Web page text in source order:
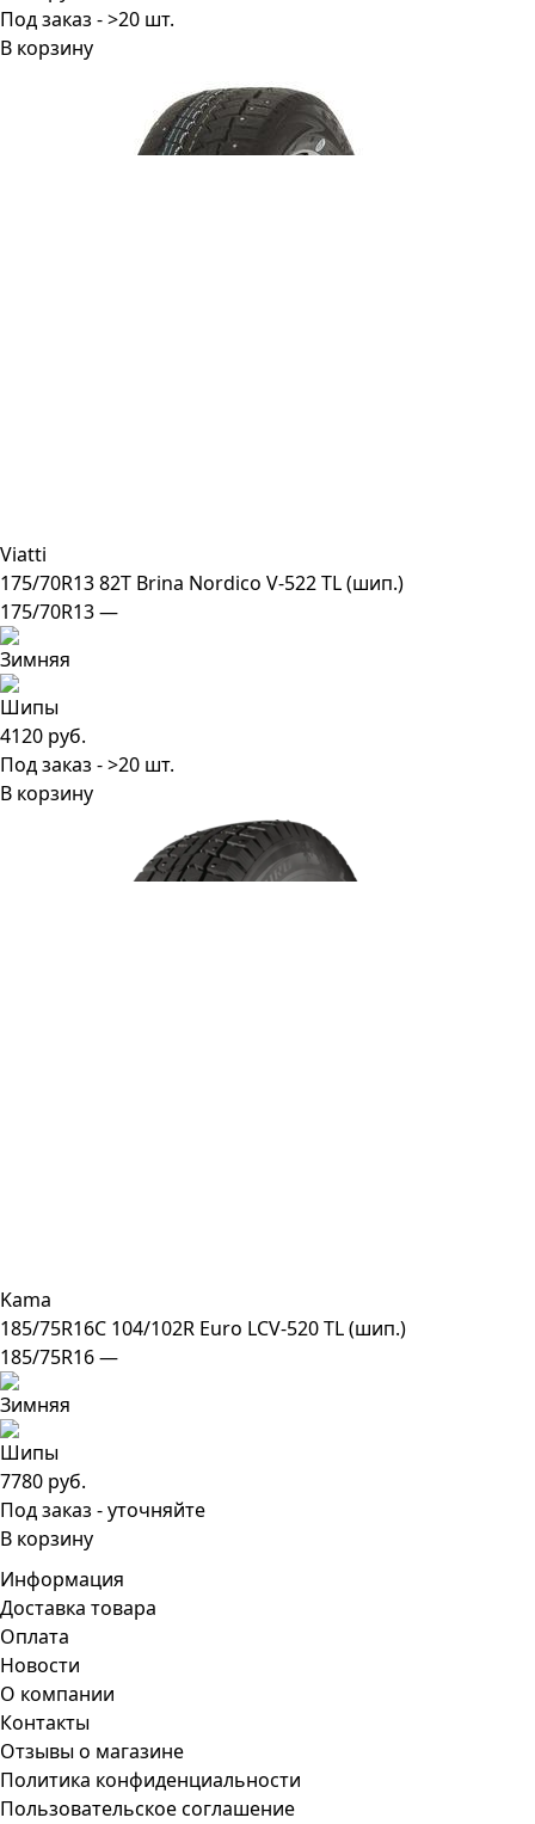
Под заказ - >20 шт.
В корзину
Viatti
175/70R13 82T Brina Nordico V-522 TL (шип.)
175/70R13 —
4120 руб.
Под заказ - >20 шт.
В корзину
Kama
185/75R16C 104/102R Euro LCV-520 TL (шип.)
185/75R16 —
7780 руб.
Под заказ - уточняйте
В корзину
Информация
Доставка товара
Оплата
Новости
О компании
Контакты
Отзывы о магазине
Политика конфиденциальности
Пользовательское соглашение